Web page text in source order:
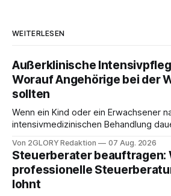
WEITERLESEN
Außerklinische
Worauf Angehörige bei der
sollten
Wenn ein Kind oder ein Erwachsener
intensivmedizinischen Behandlung
angewiesen ist, stellt sich für Familien
Frage: Muss die Versorgung dauerhaft
oder ist ein Leben zu Hause möglich?
Intensivpflege bietet genau diese
Von 2GLORY Redaktion 07 Aug. 2026
Steuerberater beauftragen:
professionelle
lohnt